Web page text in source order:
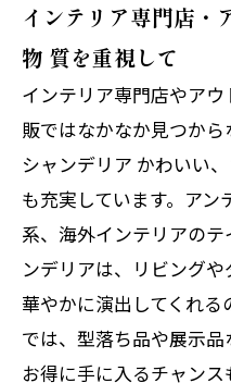
インテリア専門店・
物 質を重視して
インテリア専門店やア
販ではなかなか見つか
シャンデリア かわいい
も充実しています。アン
系、海外インテリアの
ンデリアは、リビング
華やかに演出してくれる
では、型落ち品や展示
お得に手に入るチャンス